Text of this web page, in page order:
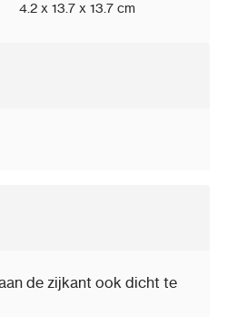
4.2 x 13.7 x 13.7 cm
de zijkant ook dicht te